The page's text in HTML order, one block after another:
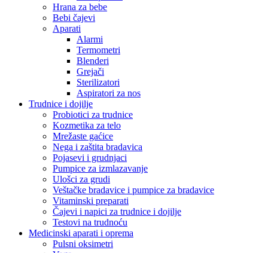
Hrana za bebe
Bebi čajevi
Aparati
Alarmi
Termometri
Blenderi
Grejači
Sterilizatori
Aspiratori za nos
Trudnice i dojilje
Probiotici za trudnice
Kozmetika za telo
Mrežaste gaćice
Nega i zaštita bradavica
Pojasevi i grudnjaci
Pumpice za izmlazavanje
Ulošci za grudi
Veštačke bradavice i pumpice za bradavice
Vitaminski preparati
Čajevi i napici za trudnice i dojilje
Testovi na trudnoću
Medicinski aparati i oprema
Pulsni oksimetri